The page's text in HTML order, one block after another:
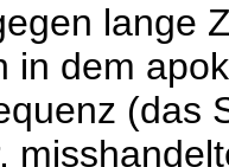
lange
in dem
(das